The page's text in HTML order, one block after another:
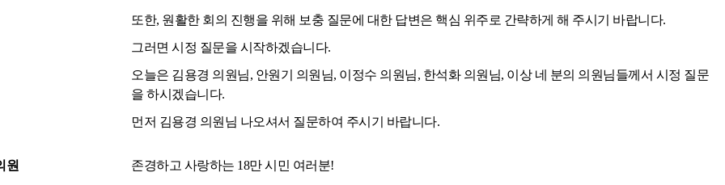
또한, 원활한 회의 진행을 위해 보충 질문에 대한 답변은 핵심 위주로 간략하게 해 주시기 바랍니다.
그러면 시정 질문을 시작하겠습니다.
오늘은 김용경 의원님, 안원기 의원님, 이정수 의원님, 한석화 의원님, 이상 네 분의 의원님들께서 시정 질문
을 하시겠습니다.
먼저 김용경 의원님 나오셔서 질문하여 주시기 바랍니다.
원
존경하고 사랑하는 18만 시민 여러분!